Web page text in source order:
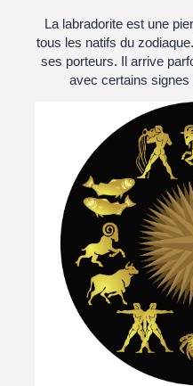
La labradorite est une
tous les natifs du
ses porteurs. Il arrive
avec certains signes